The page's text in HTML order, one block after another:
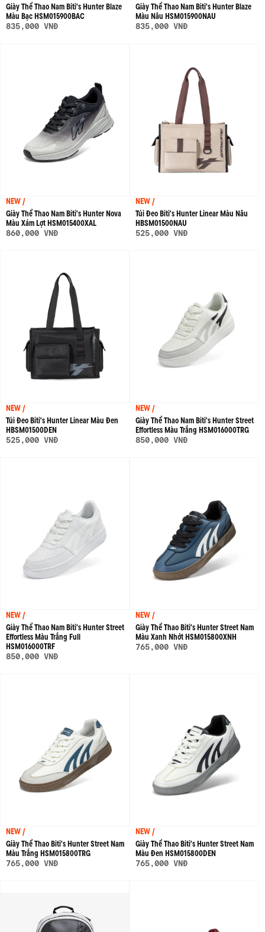
Giày Thể Thao Nam Biti's Hunter Blaze
Màu Bạc HSM015900BAC
835,000 VNĐ
Giày Thể Thao Nam Biti's Hunter Blaze
Màu Nâu HSM015900NAU
835,000 VNĐ
NEW /
Giày Thể Thao Nam Biti's Hunter Nova
Màu Xám Lợt HSM015400XAL
860,000 VNĐ
NEW /
Túi Đeo Biti's Hunter Linear Màu Nâu
HBSM01500NAU
525,000 VNĐ
NEW /
Túi Đeo Biti's Hunter Linear Màu Đen
HBSM01500DEN
525,000 VNĐ
NEW /
Giày Thể Thao Nam Biti's Hunter Street
Effortless Màu Trắng HSM016000TRG
850,000 VNĐ
NEW /
Giày Thể Thao Nam Biti's Hunter Street
Effortless Màu Trắng Full
HSM016000TRF
850,000 VNĐ
NEW /
Giày Thể Thao Biti's Hunter Street Nam
Màu Xanh Nhớt HSM015800XNH
765,000 VNĐ
NEW /
Giày Thể Thao Biti's Hunter Street Nam
Màu Trắng HSM015800TRG
765,000 VNĐ
NEW /
Giày Thể Thao Biti's Hunter Street Nam
Màu Đen HSM015800DEN
765,000 VNĐ